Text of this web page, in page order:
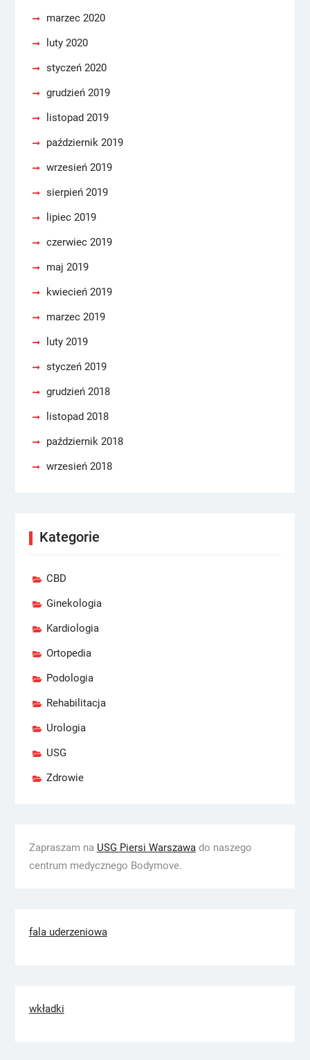
marzec 2020
luty 2020
styczeń 2020
grudzień 2019
listopad 2019
październik 2019
wrzesień 2019
sierpień 2019
lipiec 2019
czerwiec 2019
maj 2019
kwiecień 2019
marzec 2019
luty 2019
styczeń 2019
grudzień 2018
listopad 2018
październik 2018
wrzesień 2018
Kategorie
CBD
Ginekologia
Kardiologia
Ortopedia
Podologia
Rehabilitacja
Urologia
USG
Zdrowie
Zapraszam na USG Piersi Warszawado naszego
centrum medycznego Bodymove.
fala uderzeniowa
wkładki